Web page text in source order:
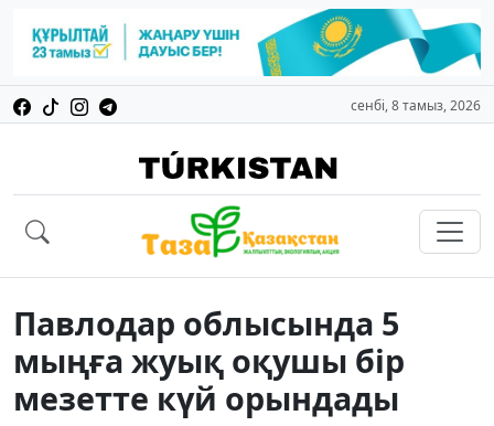
сенбі, 8 тамыз, 2026
Павлодар облысында 5
мыңға жуық оқушы бір
мезетте күй орындады